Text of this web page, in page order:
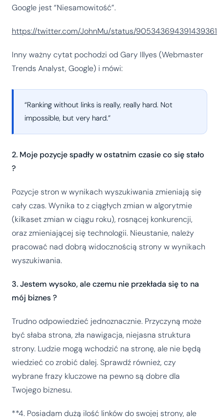
Google jest “Niesamowitość”.
https://twitter.com/JohnMu/status/905343694391439361
Inny ważny cytat pochodzi od Gary Illyes (Webmaster
Trends Analyst, Google) i mówi:
“Ranking without links is really, really hard. Not
impossible, but very hard.”
2. Moje pozycje spadły w ostatnim czasie co się stało
?
Pozycje stron w wynikach wyszukiwania zmieniają się
cały czas. Wynika to z ciągłych zmian w algorytmie
(kilkaset zmian w ciągu roku), rosnącej konkurencji,
oraz zmieniającej się technologii. Nieustanie, należy
pracować nad dobrą widocznością strony w wynikach
wyszukiwania.
3. Jestem wysoko, ale czemu nie przekłada się to na
mój biznes ?
Trudno odpowiedzieć jednoznacznie. Przyczyną może
być słaba strona, zła nawigacja, niejasna struktura
strony. Ludzie mogą wchodzić na stronę, ale nie będą
wiedzieć co zrobić dalej. Sprawdź również, czy
wybrane frazy kluczowe na pewno są dobre dla
Twojego biznesu.
**4. Posiadam dużą ilość linków do swojej strony, ale